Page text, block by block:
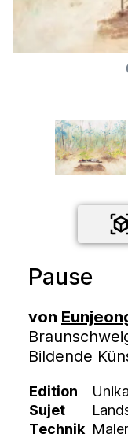
Pause
von
Bildende
Edition
Sujet
Technik